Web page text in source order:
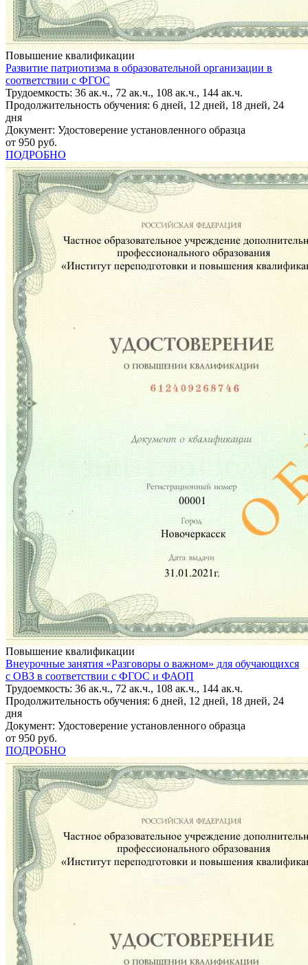
Повышение квалификации
Развитие патриотизма в образовательной организации в
соответствии с ФГОС
Трудоемкость: 36 ак.ч., 72 ак.ч., 108 ак.ч., 144 ак.ч.
Продолжительность обучения: 6 дней, 12 дней, 18 дней, 24
дня
Документ: Удостоверение установленного образца
от 950 руб.
ПОДРОБНО
Повышение квалификации
Внеурочные занятия «Разговоры о важном» для обучающихся
с ОВЗ в соответствии с ФГОС и ФАОП
Трудоемкость: 36 ак.ч., 72 ак.ч., 108 ак.ч., 144 ак.ч.
Продолжительность обучения: 6 дней, 12 дней, 18 дней, 24
дня
Документ: Удостоверение установленного образца
от 950 руб.
ПОДРОБНО